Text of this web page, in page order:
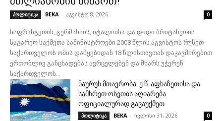
პოლიტიკა BEKA - აგვისტო 8, 2026 0
საფრანგეთის, გერმანიის, იტალიისა და დიდი ბრიტანეთის
საგარეო საქმეთა სამინისტროები 2008 წლის აგვისტოს რუსეთ-
საქართველოს ომის დაწყებიდან 18 წლისთავთან დაკავშირებით
ერთობლივ განცხადებას ავრცელებენ და მხარს უჭერენ
საქართველოს...
ნაურუს მთავრობა: ე.წ. აფხაზეთისა და
სამხრეთ ოსეთის აღიარება
ოფიციალურად გავაუქმეთ
პოლიტიკა BEKA - ივლისი 31, 2026 0